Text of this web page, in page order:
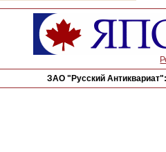
ЗАО "Русский Антиквариат":